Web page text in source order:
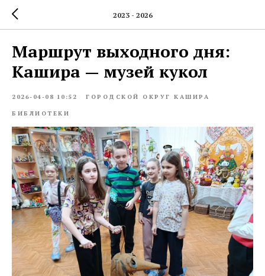
2023 - 2026
Маршрут выходного дня:
Кашира — музей кукол
2026-04-08 10:52 ГОРОДСКОЙ ОКРУГ КАШИРА
БИБЛИОТЕКИ